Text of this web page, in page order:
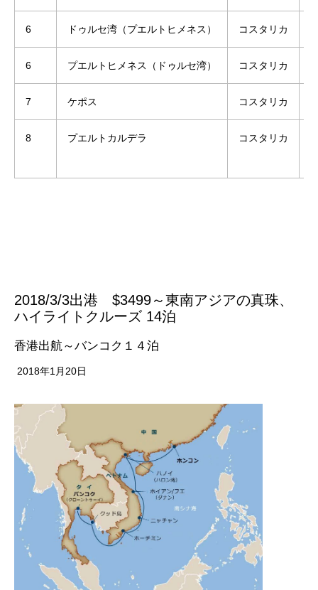
6 ドゥルセ湾（プエルトヒメネス） コスタリカ
6 プエルトヒメネス（ドゥルセ湾） コスタリカ
7 ケポス コスタリカ
8 プエルトカルデラ コスタリカ
2018/3/3出港 $3499～東南アジアの真珠、
ハイライトクルーズ 14泊
香港出航～バンコク１４泊
2018年1月20日